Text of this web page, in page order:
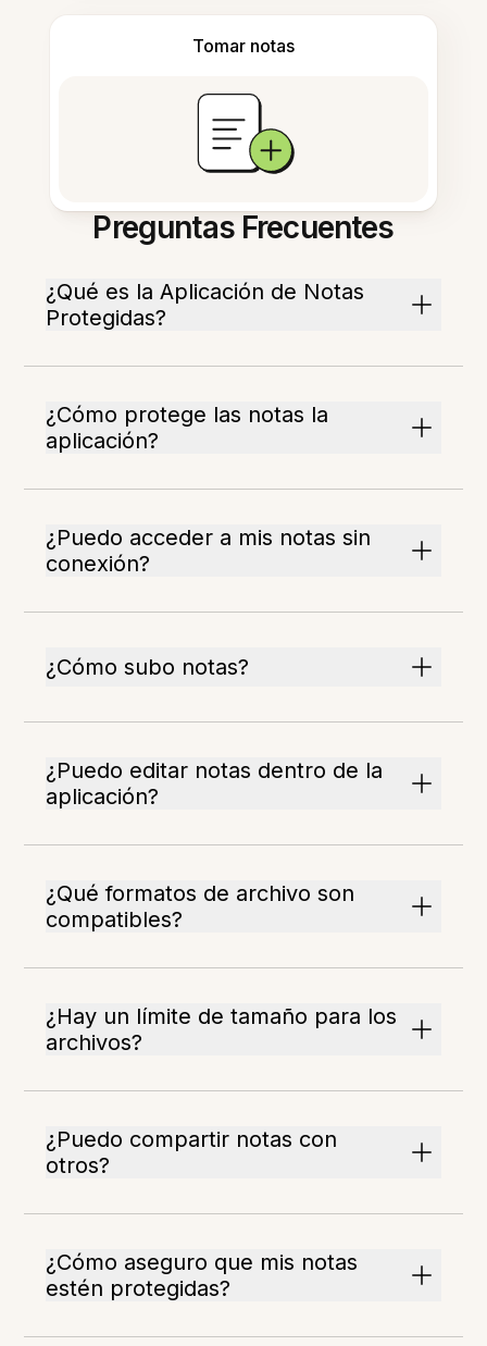
Tomar notas
Preguntas Frecuentes
¿Qué es la Aplicación de Notas
Protegidas?
¿Cómo protege las notas la
aplicación?
¿Puedo acceder a mis notas sin
conexión?
¿Cómo subo notas?
¿Puedo editar notas dentro de la
aplicación?
¿Qué formatos de archivo son
compatibles?
¿Hay un límite de tamaño para los
archivos?
¿Puedo compartir notas con
otros?
¿Cómo aseguro que mis notas
estén protegidas?